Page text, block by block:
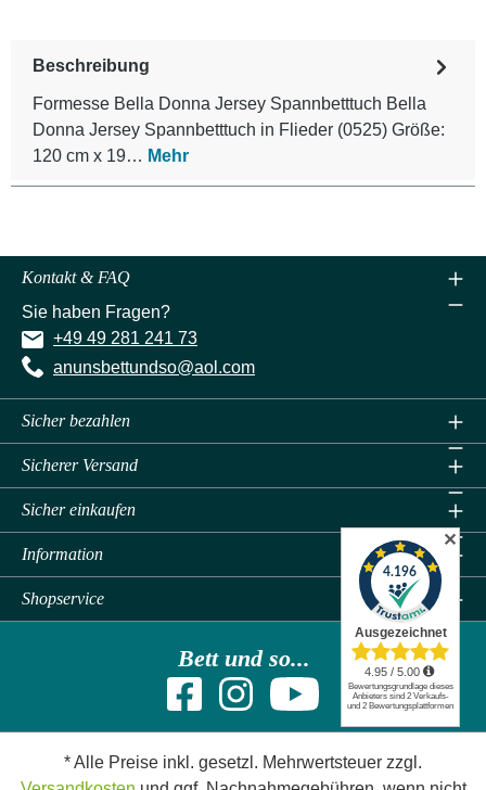
Beschreibung
Formesse Bella Donna Jersey Spannbetttuch Bella
Donna Jersey Spannbetttuch in Flieder (0525) Größe:
120 cm x 19… Mehr
Kontakt & FAQ
Sie haben Fragen?
+49 49 281 241 73
anunsbettundso@aol.com
Sicher bezahlen
Sicherer Versand
Sicher einkaufen
Bett und so...
Information
Shopservice
* Alle Preise inkl. gesetzl. Mehrwertsteuer zzgl.
✕